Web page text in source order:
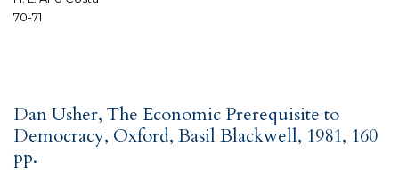
70-71
Dan Usher, The Economic Prerequisite to
Democracy, Oxford, Basil Blackwell, 1981, 160
pp.